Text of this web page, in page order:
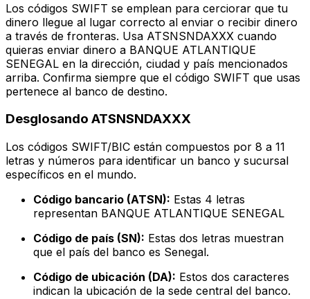
Los códigos SWIFT se emplean para cerciorar que tu
dinero llegue al lugar correcto al enviar o recibir dinero
a través de fronteras. Usa ATSNSNDAXXX cuando
quieras enviar dinero a BANQUE ATLANTIQUE
SENEGAL en la dirección, ciudad y país mencionados
arriba. Confirma siempre que el código SWIFT que usas
pertenece al banco de destino.
Desglosando ATSNSNDAXXX
Los códigos SWIFT/BIC están compuestos por 8 a 11
letras y números para identificar un banco y sucursal
específicos en el mundo.
Código bancario (ATSN): Estas 4 letras
representan BANQUE ATLANTIQUE SENEGAL
Código de país (SN): Estas dos letras muestran
que el país del banco es Senegal.
Código de ubicación (DA): Estos dos caracteres
indican la ubicación de la sede central del banco.